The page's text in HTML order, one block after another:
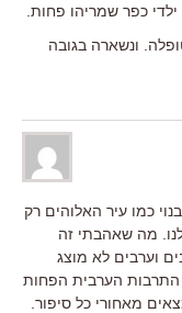
כפר שמריהו פחות.
ונשארה בגובה
כמו עיר האלוהים רק
מה שאהבתי זה
וערבים לא מוצג
הערבית הפחות
מאחורי כל סיפור.